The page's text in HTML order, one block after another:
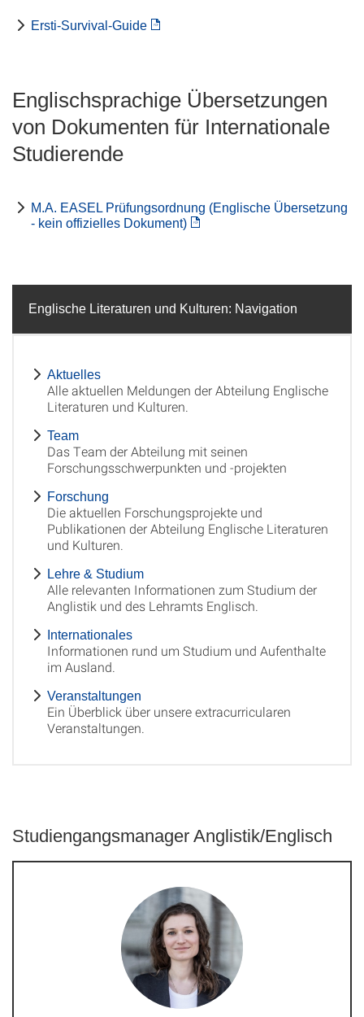
Ersti-Survival-Guide
Englischsprachige Übersetzungen
von Dokumenten für Internationale
Studierende
M.A. EASEL Prüfungsordnung (Englische Übersetzung
- kein offizielles Dokument)
Englische Literaturen und Kulturen: Navigation
Aktuelles
Alle aktuellen Meldungen der Abteilung Englische
Literaturen und Kulturen.
Team
Das Team der Abteilung mit seinen
Forschungsschwerpunkten und -projekten
Forschung
Die aktuellen Forschungsprojekte und
Publikationen der Abteilung Englische Literaturen
und Kulturen.
Lehre & Studium
Alle relevanten Informationen zum Studium der
Anglistik und des Lehramts Englisch.
Internationales
Informationen rund um Studium und Aufenthalte
im Ausland.
Veranstaltungen
Ein Überblick über unsere extracurricularen
Veranstaltungen.
Studiengangsmanager Anglistik/Englisch